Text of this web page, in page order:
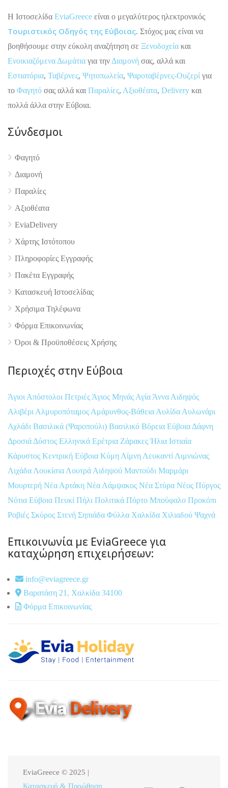
4.9
H Ιστοσελίδα EviaGreece είναι ο μεγαλύτερος ηλεκτρονικός
Τουριστικός Οδηγός της Εύβοιας. Στόχος μας είναι να
βοηθήσουμε στην εύκολη αναζήτηση σε Ξενοδοχεία και
Ενοικιαζόμενα Δωμάτια για την Διαμονή σας, αλλά και
Εστιατόρια, Ταβέρνες, Ψητοπωλεία, Ψαροταβέρνες-Ουζερί για
το Φαγητό σας αλλά και Παραλίες, Αξιοθέατα, Delivery και
πολλά άλλα στην Εύβοια.
Σύνδεσμοι
Φαγητό
Διαμονή
Παραλίες
Αξιοθέατα
EviaDelivery
Χάρτης Ιστότοπου
Πληροφορίες Εγγραφής
Πακέτα Εγγραφής
Κατασκευή Ιστοσελίδας
Χρήσιμα Τηλέφωνα
Φόρμα Επικοινωνίας
Όροι & Προϋποθέσεις Xρήσης
Περιοχές στην Εύβοια
Άγιοι Απόστολοι Πετριές Άγιος Μηνάς Αγία Άννα Αιδηψός
Αλιβέρι Αλμυροπόταμος Αμάρυνθος-Βάθεια Αυλίδα Αυλωνάρι
Αχλάδι Βασιλικά (Ψαροπούλι) Βασιλικό Βόρεια Εύβοια Δάφνη
Δροσιά Δύστος Ελληνικά Ερέτρια ΖάρακεςΉλια Ιστιαία
Κάρυστος Κεντρική Εύβοια Κύμη Λίμνη Λευκαντί Λιμνιώνας
Λιχάδα Λουκίσια Λουτρά Αιδηψού Μαντούδι Μαρμάρι
Μουρτερή Νέα Αρτάκη Νέα Λάμψακος Νέα Στύρα Νέος Πύργος
Νότια Εύβοια Πευκί Πήλι Πολιτικά Πόρτο Μπούφαλο Προκόπι
Ροβιές Σκύρος Στενή Σηπιάδα Φύλλα Χαλκίδα Χιλιαδού Ψαχνά
Επικοινωνία με EviaGreece για
καταχώρηση επιχειρήσεων:
info@eviagreece.gr
Βαρατάση 21, Χαλκίδα 34100
Φόρμα Επικοινωνίας
EviaGreece © 2025 |
Κατασκευή & Προώθηση